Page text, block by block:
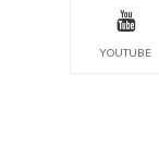
YOUTUBE